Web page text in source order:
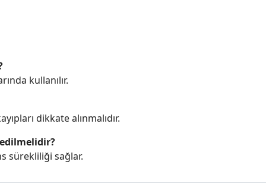
kullanılır.
dikkate alınmalıdır.
sürekliliği sağlar.